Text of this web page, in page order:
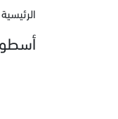
الرئيسية